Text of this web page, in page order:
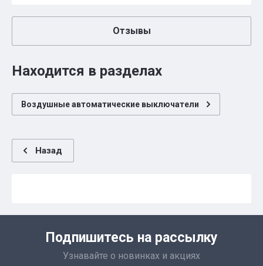
Отзывы
Находится в разделах
Воздушные автоматические выключатели
Назад
Подпишитесь на рассылку
Узнавайте о новинках и акциях